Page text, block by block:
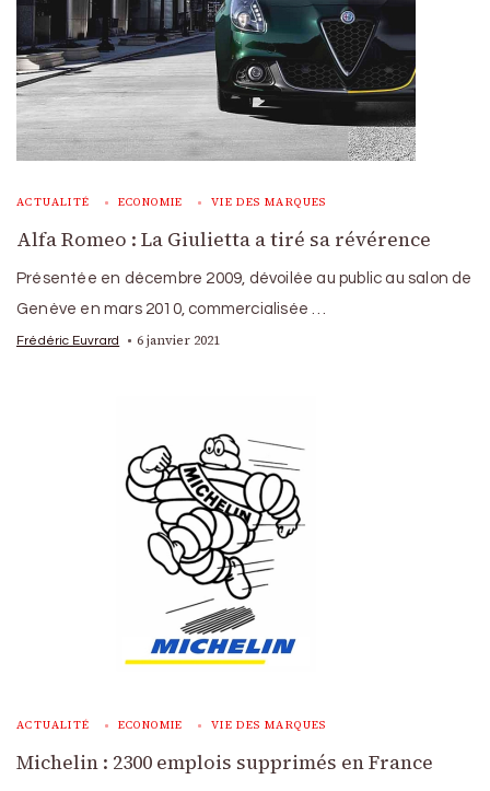
ACTUALITÉ ECONOMIE VIE DES MARQUES
Alfa Romeo : La Giulietta a tiré sa révérence
Présentée en décembre 2009, dévoilée au public au salon de
Genève en mars 2010, commercialisée …
Frédéric Euvrard 6 janvier 2021
ACTUALITÉ ECONOMIE VIE DES MARQUES
Michelin : 2300 emplois supprimés en France